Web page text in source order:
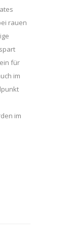
rauen
für
im
im